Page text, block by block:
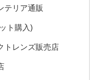
テリア通販
ト購入)
トレンズ販売店